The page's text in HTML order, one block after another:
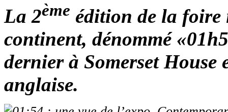
La 2ème édition de la foire
continent, dénommé
dernier à Somerset
anglaise.